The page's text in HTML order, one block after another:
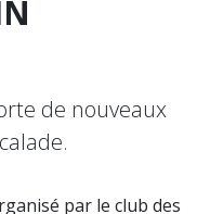
de nouveaux
par le club des